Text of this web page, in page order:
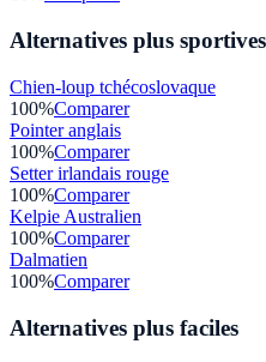
Alternatives plus sportives
Chien-loup tchécoslovaque
100%Comparer
Pointer anglais
100%Comparer
Setter irlandais rouge
100%Comparer
Kelpie Australien
100%Comparer
Dalmatien
100%Comparer
Alternatives plus faciles